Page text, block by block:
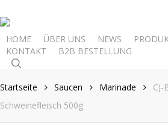
to
main
content
HOME ÜBER UNS NEWS
KONTAKT
B2B BESTELLUNG
Startseite Saucen Marinade
Schweinefleisch 500g